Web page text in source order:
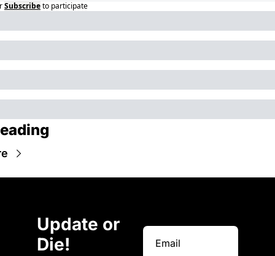
Subscribeto participate
Update or
Die!